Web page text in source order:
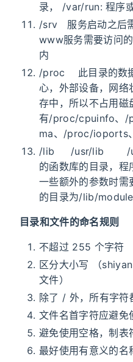
录， /var/run: 程序
/srv 服务启动之后
www服务需要访问
内
/proc 此目录的数
心，外部设备，网络
存中，所以不占用磁
有/proc/cpuinfo、
ma、/proc/ioports
/lib /usr/lib /
的函数库的目录，程
一些额外的参数时需
的目录为/lib/
目录和文件的命名规则
不超过 255 个字符
区分大小写 （
文件）
除了 / 外，所有字符
文件名首字符应避
避免使用空格，制
最好使用有意义的名